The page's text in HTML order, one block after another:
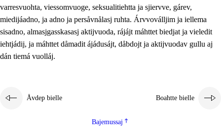
2.3 Vuodulasj tjehpudagá
2.4 Oahppat oahppat
Doaresfágalasj tiemá
2.5.2 Demokratijja ja guojmmeviesátvuohta
Guoddelis åvddånibme
varresvuohta, viessomvuoge, seksualitiehtta ja sjiervve, gárev,
miedijáadno, ja adno ja persåvnålasj ruhta. Árvvoválljim ja iellema
sisadno, almasjgasskasasj aktijvuoda, rájájt máhttet biedjat ja vieledit
iehtjádij, ja máhttet dåmadit ájádusájt, dåbdojt ja aktijvuodav gullu aj
dán tiemá vuolláj.
Åvdep bielle Boahtte bielle
Bajemussaj